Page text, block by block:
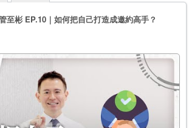
至彬 EP.10｜如何把自己打造成邀約高手？